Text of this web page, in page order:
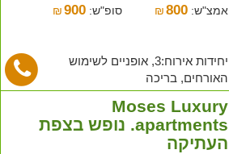
אמצ"ש:
₪800 סופ"ש: ₪ 900
יחידות אירוח:3, אופניים לשימוש
האורחים, בריכה
Moses Luxury
apartments. נופש בצפת
העתיקה